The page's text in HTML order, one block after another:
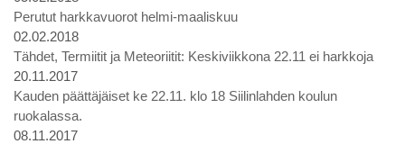
Perutut harkkavuorot helmi-maaliskuu
02.02.2018
Tähdet, Termiitit ja Meteoriitit: Keskiviikkona 22.11 ei harkkoja
20.11.2017
Kauden päättäjäiset ke 22.11. klo 18 Siilinlahden koulun
ruokalassa.
08.11.2017